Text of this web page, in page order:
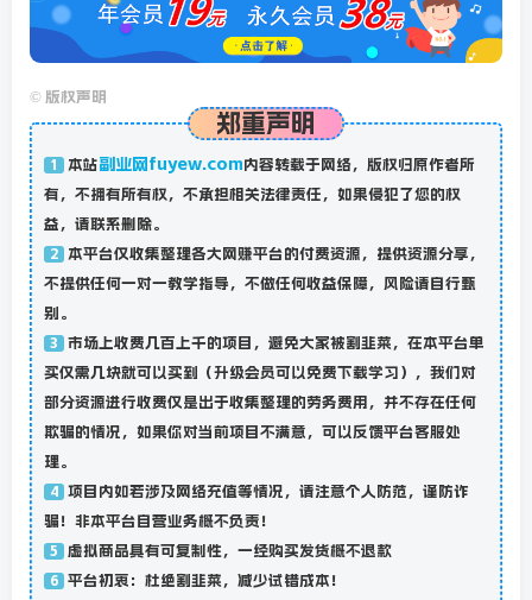
© 版权声明
郑重声明
1 本站副业网fuyew.com内容转载于网络，版权归原作者所
有，不拥有所有权，不承担相关法律责任，如果侵犯了您的权
益，请联系删除。
2 本平台仅收集整理各大网赚平台的付费资源，提供资源分享，
不提供任何一对一教学指导，不做任何收益保障，风险请自行甄
别。
3 市场上收费几百上千的项目，避免大家被割韭菜，在本平台单
买仅需几块就可以买到（升级会员可以免费下载学习），我们对
部分资源进行收费仅是出于收集整理的劳务费用，并不存在任何
欺骗的情况，如果你对当前项目不满意，可以反馈平台客服处
理。
4 项目内如若涉及网络充值等情况，请注意个人防范，谨防诈
骗！非本平台自营业务概不负责！
5 虚拟商品具有可复制性，一经购买发货概不退款
6 平台初衷：杜绝割韭菜，减少试错成本！